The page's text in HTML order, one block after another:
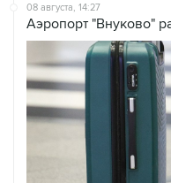
08 августа, 14:27
Аэропорт "Внуково"